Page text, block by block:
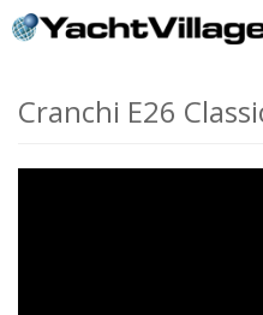
Cranchi E26